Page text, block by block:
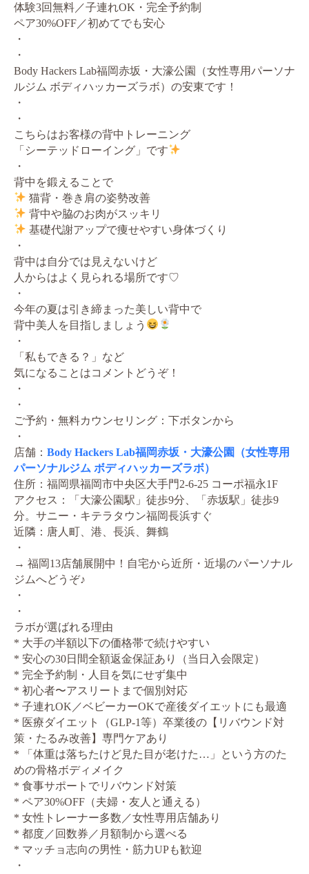
体験3回無料／子連れOK・完全予約制
ペア30%OFF／初めてでも安心
・
・
Body Hackers Lab福岡赤坂・大濠公園（女性専用パーソナ
ルジム ボディハッカーズラボ）の安東です！
・
・
こちらはお客様の背中トレーニング
「シーテッドローイング」です
・
背中を鍛えることで
猫背・巻き肩の姿勢改善
背中や脇のお肉がスッキリ
基礎代謝アップで痩せやすい身体づくり
・
背中は自分では見えないけど
人からはよく見られる場所です♡
・
今年の夏は引き締まった美しい背中で
背中美人を目指しましょう
・
「私もできる？」など
気になることはコメントどうぞ！
・
・
ご予約・無料カウンセリング：下ボタンから
・
店舗： Body Hackers Lab福岡赤坂・大濠公園（女性専用
パーソナルジム ボディハッカーズラボ）
住所：福岡県福岡市中央区大手門2-6-25 コーポ福永1F
アクセス：「大濠公園駅」徒歩9分、「赤坂駅」徒歩9
分。サニー・キテラタウン福岡長浜すぐ
近隣：唐人町、港、長浜、舞鶴
・
→ 福岡13店舗展開中！自宅から近所・近場のパーソナル
ジムへどうぞ♪
・
・
ラボが選ばれる理由
* 大手の半額以下の価格帯で続けやすい
* 安心の30日間全額返金保証あり（当日入会限定）
* 完全予約制・人目を気にせず集中
* 初心者〜アスリートまで個別対応
* 子連れOK／ベビーカーOKで産後ダイエットにも最適
* 医療ダイエット（GLP-1等）卒業後の【リバウンド対
策・たるみ改善】専門ケアあり
* 「体重は落ちたけど見た目が老けた…」という方のた
めの骨格ボディメイク
* 食事サポートでリバウンド対策
* ペア30%OFF（夫婦・友人と通える）
* 女性トレーナー多数／女性専用店舗あり
* 都度／回数券／月額制から選べる
* マッチョ志向の男性・筋力UPも歓迎
・